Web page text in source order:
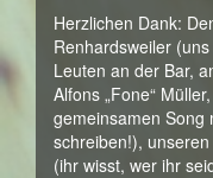
Herzlichen Dank:
Renhardsweiler
Leuten an der Bar,
Alfons „Fone“
gemeinsamen Song
schreiben!),
(ihr wisst, wer ihr